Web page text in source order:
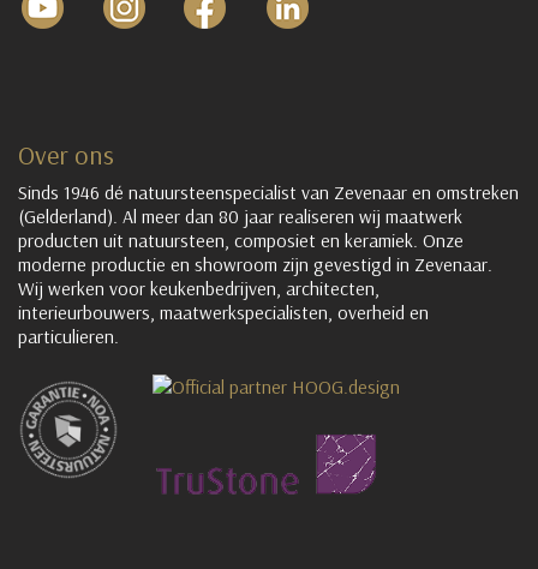
Over ons
Sinds 1946 dé natuursteenspecialist van Zevenaar en omstreken
(Gelderland). Al meer dan 80 jaar realiseren wij maatwerk
producten uit natuursteen, composiet en keramiek. Onze
moderne productie en showroom zijn gevestigd in Zevenaar.
Wij werken voor keukenbedrijven, architecten,
interieurbouwers, maatwerkspecialisten, overheid en
particulieren.